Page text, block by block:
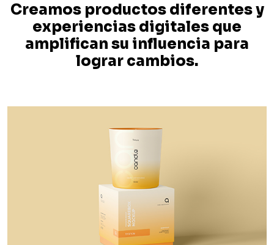
Creamos productos diferentes y
experiencias digitales que
amplifican su influencia para
lograr cambios.